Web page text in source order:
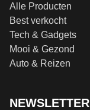
Alle Producten
Best verkocht
Tech & Gadgets
Mooi & Gezond
Auto & Reizen
NEWSLETTER